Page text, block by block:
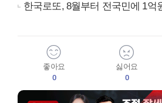
한국로또, 8월부터 전국민에 1억
좋아요
0
싫어요
0